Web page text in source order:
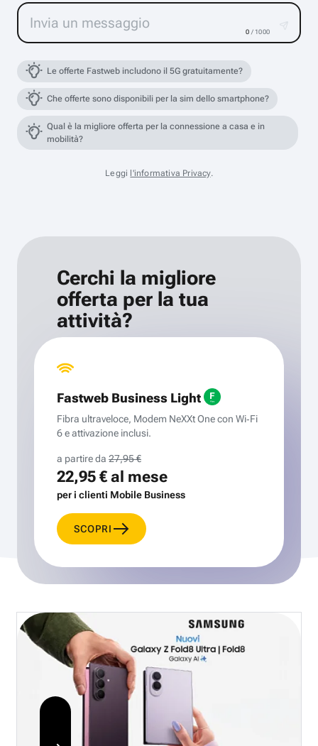
0 / 1000
Le offerte Fastweb includono il 5G gratuitamente?
Che offerte sono disponibili per la sim dello smartphone?
Qual è la migliore offerta per la connessione a casa e in
mobilità?
Leggi l'informativa Privacy.
Cerchi la migliore
offerta per la tua
attività?
Fastweb Business Light
Fibra ultraveloce, Modem NeXXt One con Wi‑Fi
6 e attivazione inclusi.
a partire da 27,95 €
22,95 €al mese
per i clienti Mobile Business
SCOPRI